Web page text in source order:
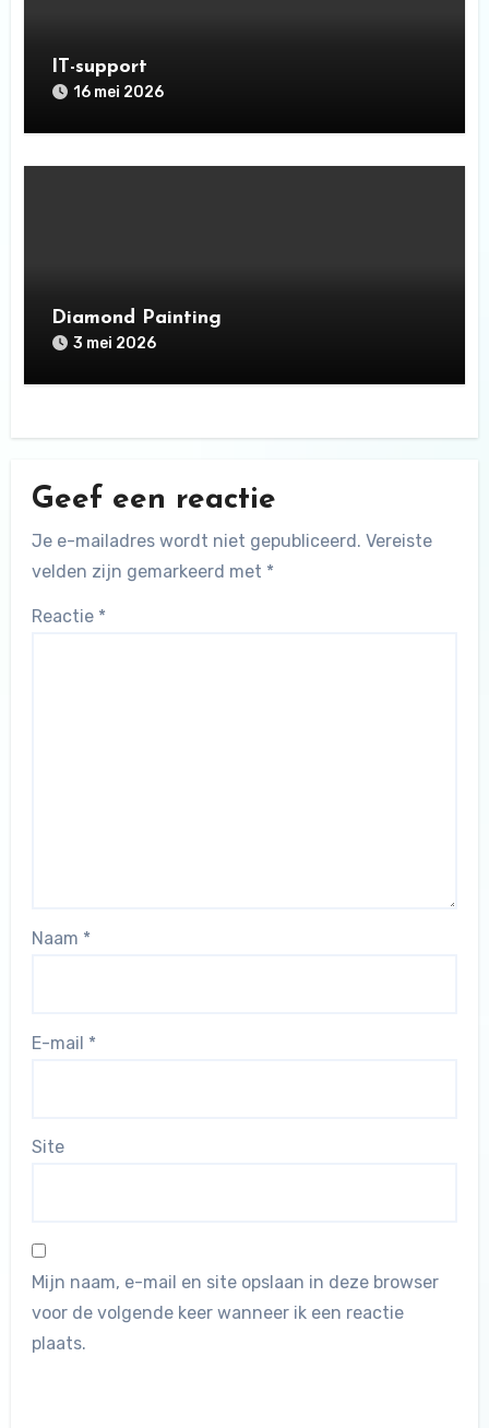
IT-support
16 mei 2026
Diamond Painting
3 mei 2026
Geef een reactie
Je e-mailadres wordt niet gepubliceerd. Vereiste
velden zijn gemarkeerd met *
Reactie *
Naam *
E-mail *
Site
Mijn naam, e-mail en site opslaan in deze browser
voor de volgende keer wanneer ik een reactie
plaats.